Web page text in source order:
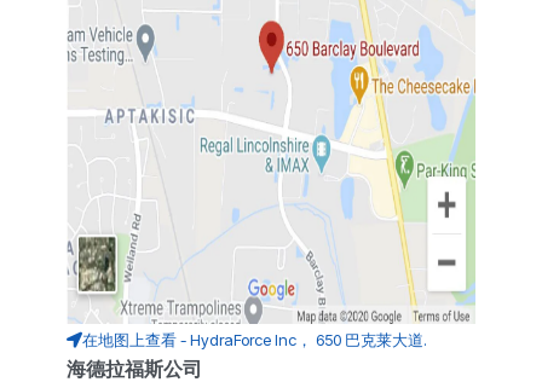
在地图上查看 - HydraForce Inc， 650 巴克莱大道.
海德拉福斯公司